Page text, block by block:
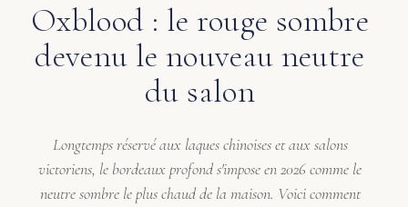
Oxblood : le rouge sombre
devenu le nouveau neutre
du salon
Longtemps réservé aux laques chinoises et aux salons
victoriens, le bordeaux profond s'impose en 2026 comme le
neutre sombre le plus chaud de la maison. Voici comment